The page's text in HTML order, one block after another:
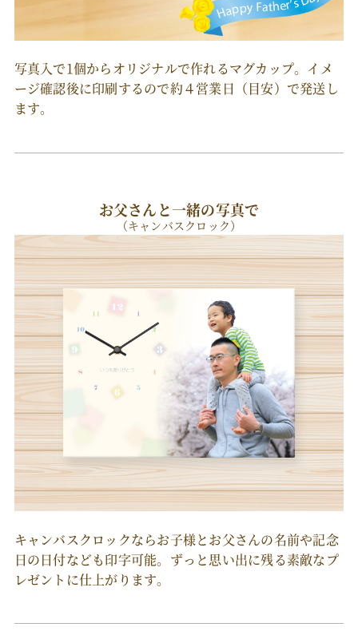
写真入で1個からオリジナルで作れるマグカップ。イメ
ージ確認後に印刷するので約４営業日（目安）で発送し
ます。
お父さんと一緒の写真で
（キャンバスクロック）
キャンバスクロックならお子様とお父さんの名前や記念
日の日付なども印字可能。ずっと思い出に残る素敵なプ
レゼントに仕上がります。